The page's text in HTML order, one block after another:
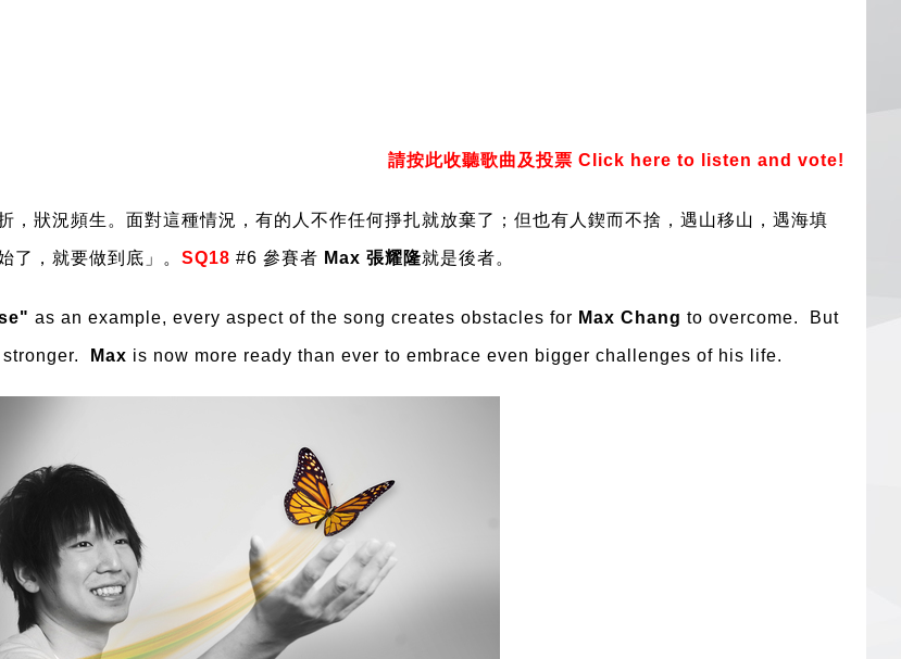
請按此收聽歌曲及投票 Click here to listen and vote!
，狀況頻生。面對這種情況，有的人不作任何掙扎就放棄了；但也有人鍥而不捨，遇山移山，遇海填
了，就要做到底」。 SQ18 #6 參賽者 Max 張耀隆就是後者。
as an example, every aspect of the song creates obstacles for Max Chang to overcome. But
Max is now more ready than ever to embrace even bigger challenges of his life.